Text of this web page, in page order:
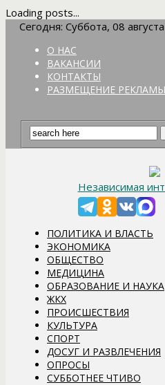
Loading posts...
Сегодня: Суббота, 08
О НАС
ВАКАНСИИ
КОНТАКТЫ
РАЗМЕЩЕНИЕ РЕКЛАМЫ
Независимая
ПОЛИТИКА И ВЛАСТЬ
ЭКОНОМИКА
ОБЩЕСТВО
МЕДИЦИНА
ОБРАЗОВАНИЕ И НАУКА
ЖКХ
ПРОИСШЕСТВИЯ
КУЛЬТУРА
СПОРТ
ДОСУГ И РАЗВЛЕЧЕНИЯ
ОПРОСЫ
СУББОТНЕЕ ЧТИВО